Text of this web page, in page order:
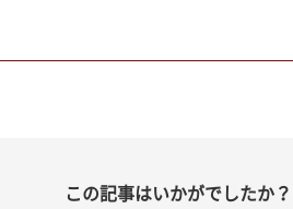
この記事はいかがでしたか？